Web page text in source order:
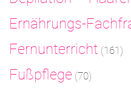
Ernährungs-
Fernunterricht (161)
Fußpflege (70)